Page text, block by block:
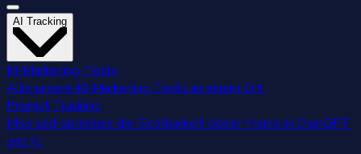
AI Tracking
KI-Marketing-Tools
Alle unsere KI-Marketing-Tools an einem Ort.
Prompt Tracking
Miss und optimiere die Sichtbarkeit deiner Marke in ChatGPT
und KI.